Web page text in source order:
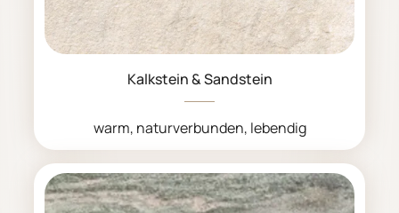
Kalkstein & Sandstein
warm, naturverbunden, lebendig